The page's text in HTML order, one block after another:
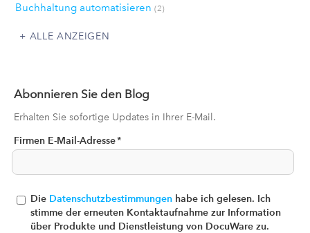
Buchhaltung automatisieren (2)
ALLE ANZEIGEN
Abonnieren Sie den Blog
Erhalten Sie sofortige Updates in Ihrer E-Mail.
Firmen E-Mail-Adresse*
Die Datenschutzbestimmungen habe ich gelesen. Ich
stimme der erneuten Kontaktaufnahme zur Information
über Produkte und Dienstleistung von DocuWare zu.